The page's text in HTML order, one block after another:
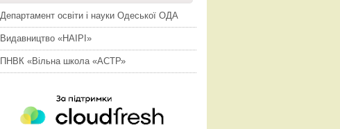
Департамент освіти і науки Одеської ОДА
Видавництво «НАІРІ»
ПНВК «Вільна школа «АСТР»